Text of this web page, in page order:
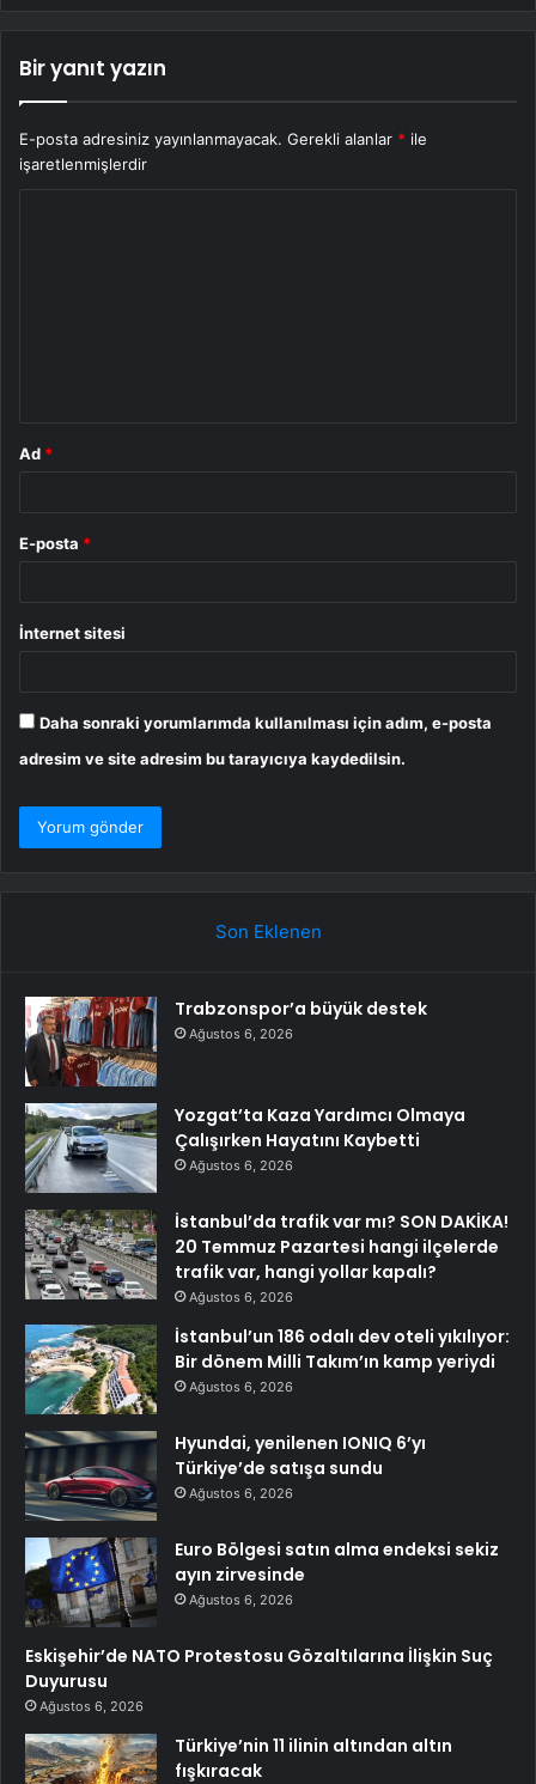
Bir yanıt yazın
E-posta adresiniz yayınlanmayacak. Gerekli alanlar * ile
işaretlenmişlerdir
Ad *
E-posta *
İnternet sitesi
Daha sonraki yorumlarımda kullanılması için adım, e-posta
adresim ve site adresim bu tarayıcıya kaydedilsin.
Son Eklenen
Trabzonspor’a büyük destek
Ağustos 6, 2026
Yozgat’ta Kaza Yardımcı Olmaya
Çalışırken Hayatını Kaybetti
Ağustos 6, 2026
İstanbul’da trafik var mı? SON DAKİKA!
20 Temmuz Pazartesi hangi ilçelerde
trafik var, hangi yollar kapalı?
Ağustos 6, 2026
İstanbul’un 186 odalı dev oteli yıkılıyor:
Bir dönem Milli Takım’ın kamp yeriydi
Ağustos 6, 2026
Hyundai, yenilenen IONIQ 6’yı
Türkiye’de satışa sundu
Ağustos 6, 2026
Euro Bölgesi satın alma endeksi sekiz
ayın zirvesinde
Ağustos 6, 2026
Eskişehir’de NATO Protestosu Gözaltılarına İlişkin Suç
Duyurusu
Ağustos 6, 2026
Türkiye’nin 11 ilinin altından altın
fışkıracak